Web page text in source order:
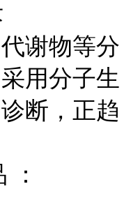
谢物等分
用分子生
断，正趋
：